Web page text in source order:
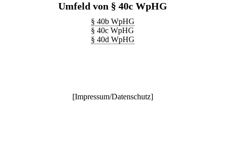
Umfeld von § 40c WpHG
§ 40b WpHG
§ 40c WpHG
§ 40d WpHG
[Impressum/Datenschutz]